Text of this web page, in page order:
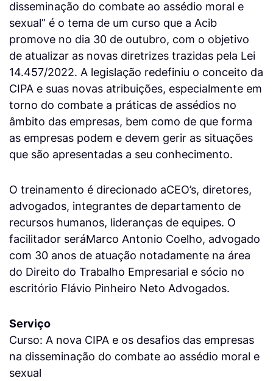
disseminação do combate ao assédio moral e
sexual” é o tema de um curso que a Acib
promove no dia 30 de outubro, com o objetivo
de atualizar as novas diretrizes trazidas pela Lei
14.457/2022. A legislação redefiniu o conceito da
CIPA e suas novas atribuições, especialmente em
torno do combate a práticas de assédios no
âmbito das empresas, bem como de que forma
as empresas podem e devem gerir as situações
que são apresentadas a seu conhecimento.
O treinamento é direcionado aCEO’s, diretores,
advogados, integrantes de departamento de
recursos humanos, lideranças de equipes. O
facilitador seráMarco Antonio Coelho, advogado
com 30 anos de atuação notadamente na área
do Direito do Trabalho Empresarial e sócio no
escritório Flávio Pinheiro Neto Advogados.
Serviço
Curso: A nova CIPA e os desafios das empresas
na disseminação do combate ao assédio moral e
sexual